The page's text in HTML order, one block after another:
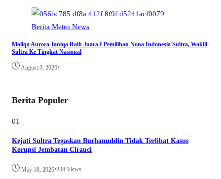
Berita Metro News
Maliqa Aurora Janiqa Raih Juara I Pemilihan Nona Indonesia Sultra, Wakili
Sultra Ke Tingkat Nasional
August 3, 2026•
Berita Populer
01
Kejati Sultra Tegaskan Burhanuddin Tidak Terlibat Kasus
Korupsi Jembatan Cirauci
May 18, 2026•234 Views